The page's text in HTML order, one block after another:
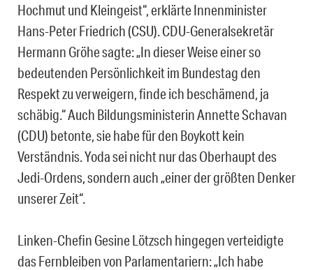
Hochmut und Kleingeist“, erklärte Innenminister
Hans-Peter Friedrich (CSU). CDU-Generalsekretär
Hermann Gröhe sagte: „In dieser Weise einer so
bedeutenden Persönlichkeit im Bundestag den
Respekt zu verweigern, finde ich beschämend, ja
schäbig.“ Auch Bildungsministerin Annette Schavan
(CDU) betonte, sie habe für den Boykott kein
Verständnis. Yoda sei nicht nur das Oberhaupt des
Jedi-Ordens, sondern auch „einer der größten Denker
unserer Zeit“.
Linken-Chefin Gesine Lötzsch hingegen verteidigte
das Fernbleiben von Parlamentariern: „Ich habe